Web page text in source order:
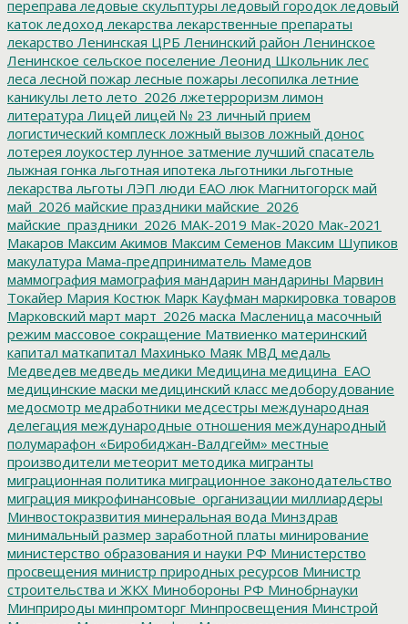
переправа ледовые скульптуры ледовый городок ледовый
каток ледоход лекарства лекарственные препараты
лекарство Ленинская ЦРБ Ленинский район Ленинское
Ленинское сельское поселение Леонид Школьник лес
леса лесной пожар лесные пожары лесопилка летние
каникулы лето лето_2026 лжетерроризм лимон
литература Лицей лицей № 23 личный прием
логистический комплеск ложный вызов ложный донос
лотерея лоукостер лунное затмение лучший спасатель
лыжная гонка льготная ипотека льготники льготные
лекарства льготы ЛЭП люди ЕАО люк Магнитогорск май
май_2026 майские праздники майские_2026
майские_праздники_2026 МАК-2019 Мак-2020 Мак-2021
Макаров Максим Акимов Максим Семенов Максим Шупиков
макулатура Мама-предприниматель Мамедов
маммография мамография мандарин мандарины Марвин
Токайер Мария Костюк Марк Кауфман маркировка товаров
Марковский март март_2026 маска Масленица масочный
режим массовое сокращение Матвиенко материнский
капитал маткапитал Махинько Маяк МВД медаль
Медведев медведь медики Медицина медицина_ЕАО
медицинские маски медицинский класс медоборудование
медосмотр медработники медсестры международная
делегация международные отношения международный
полумарафон «Биробиджан-Валдгейм» местные
производители метеорит методика мигранты
миграционная политика миграционное законодательство
миграция микрофинансовые_организации миллиардеры
Минвостокразвития минеральная вода Минздрав
минимальный размер заработной платы минирование
министерство образования и науки РФ Министерство
просвещения министр природных ресурсов Министр
строительства и ЖКХ Минобороны РФ Минобрнауки
Минприроды минпромторг Минпросвещения Минстрой